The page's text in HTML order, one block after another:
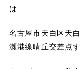
は
名古屋市天白区天
瀬港線晴丘交差点